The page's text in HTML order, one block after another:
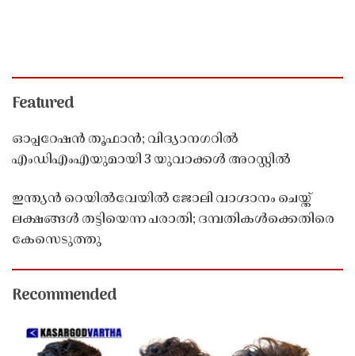
Featured
ഓപ്പറേഷൻ തൂഫാൻ; വിദ്യാനഗറിൽ
എംഡിഎംഎയുമായി 3 യുവാക്കൾ അറസ്റ്റിൽ
ഇന്ത്യൻ റെയിൽവേയിൽ ജോലി വാഗ്ദാനം ചെയ്ത്
ലക്ഷങ്ങൾ തട്ടിയെന്ന പരാതി; ദമ്പതികൾക്കെതിരെ
കേസെടുത്തു
Recommended